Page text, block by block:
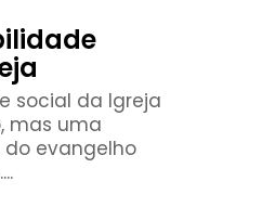
social da Igreja
mas uma
do evangelho